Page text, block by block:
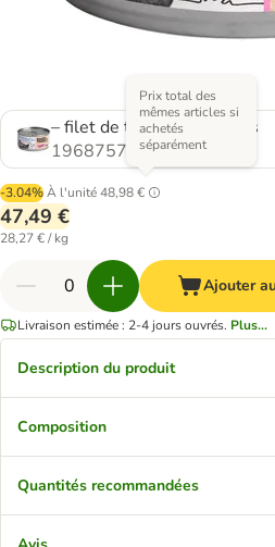
– filet de thon et crevettes
1968757.2
-3.04%À l'unité48,98 €
Prix total des
mêmes articles si
achetés
séparément
47,49 €
28,27 € / kg
Ajouter
Livraison estimée : 2-4 jours ouvrés. Plus...
Description du produit
Composition
Quantités recommandées